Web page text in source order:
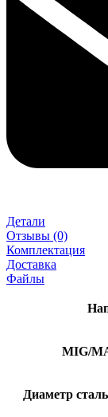
Детали
Отзывы (0)
Комплектация
Доставка
Файлы
MIG/
Диаметр